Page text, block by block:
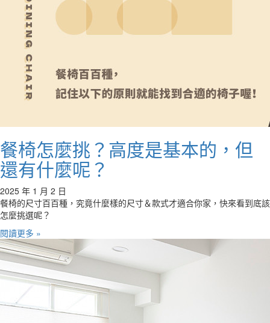
餐椅怎麼挑？高度是基本的，但
還有什麼呢？
2025 年 1 月 2 日
餐椅的尺寸百百種，究竟什麼樣的尺寸＆款式才適合你家，快來看到底該
怎麼挑選呢？
閱讀更多 »